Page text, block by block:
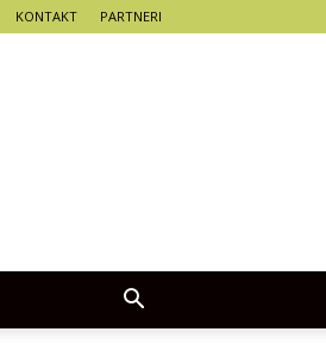
KONTAKT PARTNERI